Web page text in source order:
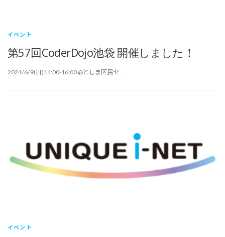
イベント
第57回CoderDojo池袋 開催しました！
2024/6/9(日)14:00-16:00 @としま区民セ …
イベント